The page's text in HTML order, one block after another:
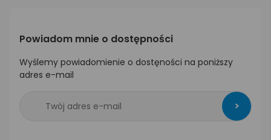
Powiadom mnie o dostępności
Wyślemy powiadomienie o dostęności na poniższy
adres e-mail
>